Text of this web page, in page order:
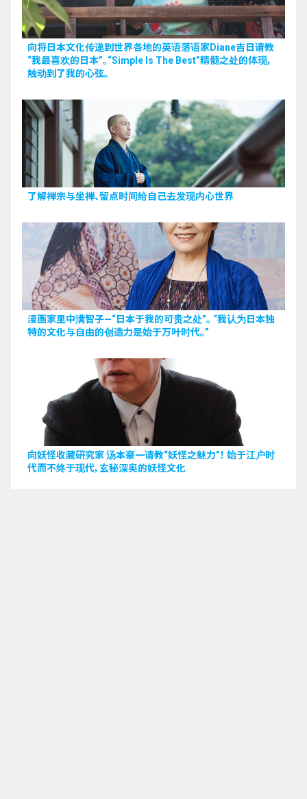
向将日本文化传递到世界各地的英语落语家Diane吉日请教
“我最喜欢的日本”。“Simple Is The Best”精髓之处的体现，
触动到了我的心弦。
了解禅宗与坐禅、留点时间给自己去发现内心世界
漫画家里中满智子—“日本于我的可贵之处”。 “我认为日本独
特的文化与自由的创造力是始于万叶时代。”
向妖怪收藏研究家 汤本豪一请教“妖怪之魅力”！ 始于江户时
代而不终于现代，玄秘深奥的妖怪文化